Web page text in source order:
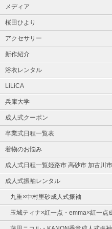
メディア
桜田ひより
アクセサリー
新作紹介
浴衣レンタル
LiLiCA
兵庫大学
成人式クーポン
卒業式日程一覧表
着物のお悩み
成人式日程一覧姫路市 高砂市 加古川
成人式振袖レンタル
九重×中村里砂成人式振袖
玉城ティナ×紅一点・emma×紅一点